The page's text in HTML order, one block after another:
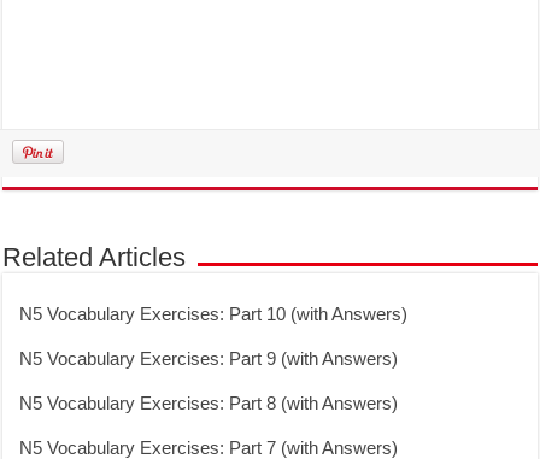
Related Articles
N5 Vocabulary Exercises: Part 10 (with Answers)
N5 Vocabulary Exercises: Part 9 (with Answers)
N5 Vocabulary Exercises: Part 8 (with Answers)
N5 Vocabulary Exercises: Part 7 (with Answers)